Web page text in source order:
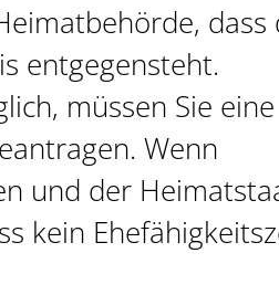
dass
entgegensteht.
müssen Sie
Wenn
und der
kein